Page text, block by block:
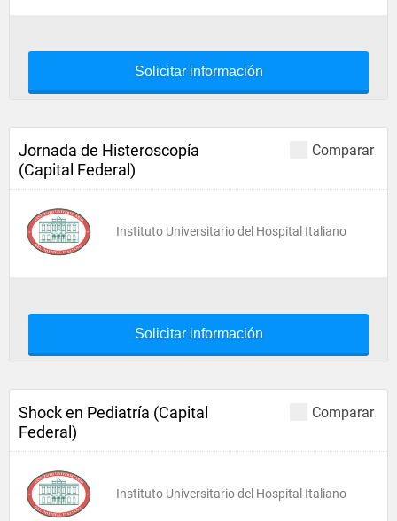
Solicitar información
Comparar
Jornada de Histeroscopía
(Capital Federal)
Instituto Universitario del Hospital Italiano
Solicitar información
Comparar
Shock en Pediatría (Capital
Federal)
Instituto Universitario del Hospital Italiano